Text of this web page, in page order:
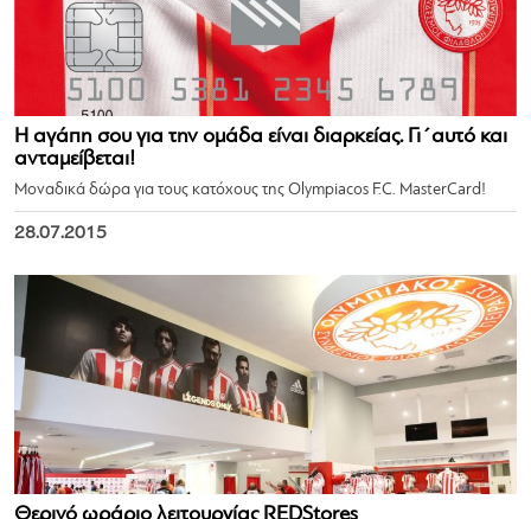
Η αγάπη σου για την ομάδα είναι διαρκείας. Γι΄αυτό και
ανταμείβεται!
Μοναδικά δώρα για τους κατόχους της Olympiacos F.C. MasterCard!
28.07.2015